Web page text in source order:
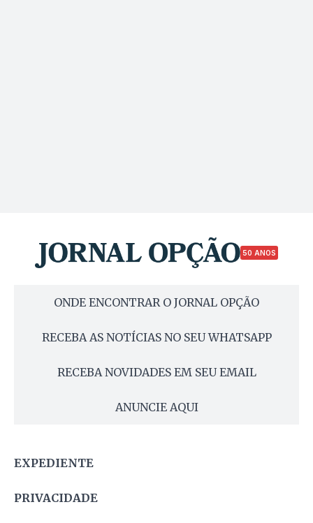
50 ANOS
ONDE ENCONTRAR O JORNAL OPÇÃO
RECEBA AS NOTÍCIAS NO SEU WHATSAPP
RECEBA NOVIDADES EM SEU EMAIL
ANUNCIE AQUI
EXPEDIENTE
PRIVACIDADE